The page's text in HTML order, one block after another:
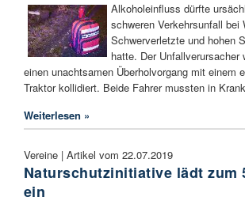
Alkoholeinfluss dürfte
schweren Verkehrsunfall bei
Schwerverletzte und hohen
hatte. Der
einen unachtsamen Überholvorgang mit einem
Traktor kollidiert. Beide Fahrer mussten in
Weiterlesen »
Vereine | Artikel vom 22.07.2019
Naturschutzinitiative lädt zum
ein